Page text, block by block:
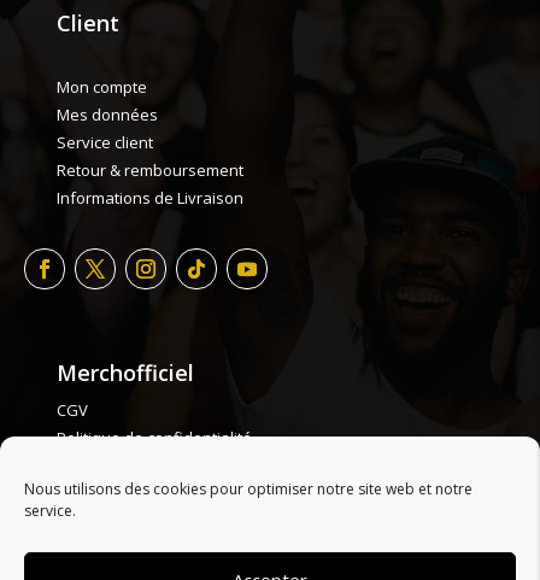
Nous utilisons des cookies pour optimiser notre site web et notre
service.
Client
Mon compte
Mes données
Service client
Retour & remboursement
Informations de Livraison
Merchofficiel
CGV
Politique de confidentialité
Plan de site